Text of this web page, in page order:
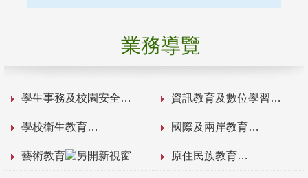
業務導覽
學生事務及校園安全 資訊教育及數位學習
學校衛生教育 國際及兩岸教育
藝術教育 原住民族教育